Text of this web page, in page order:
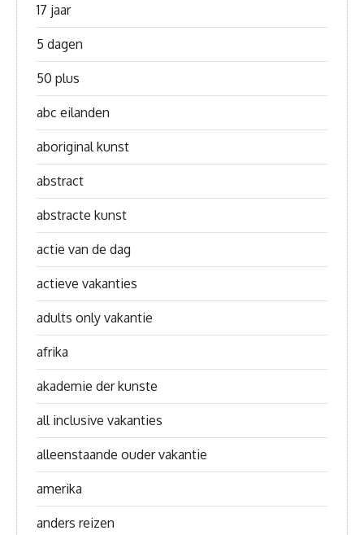
17 jaar
5 dagen
50 plus
abc eilanden
aboriginal kunst
abstract
abstracte kunst
actie van de dag
actieve vakanties
adults only vakantie
afrika
akademie der kunste
all inclusive vakanties
alleenstaande ouder vakantie
amerika
anders reizen